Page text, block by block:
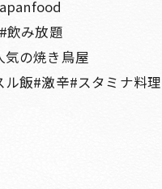
飲み放題
の焼き鳥屋
飯#激辛#スタミナ料理